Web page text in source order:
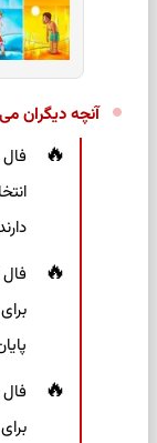
آنچه دیگران